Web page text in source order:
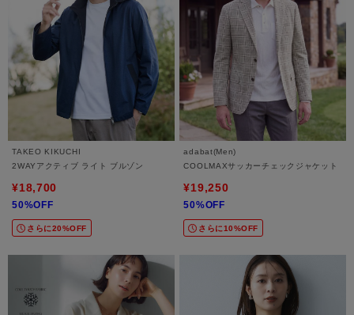
TAKEO KIKUCHI
2WAYアクティブ ライト ブルゾン
¥18,700
50%OFF
さらに20%OFF
adabat(Men)
COOLMAXサッカーチェックジャケット
¥19,250
50%OFF
さらに10%OFF